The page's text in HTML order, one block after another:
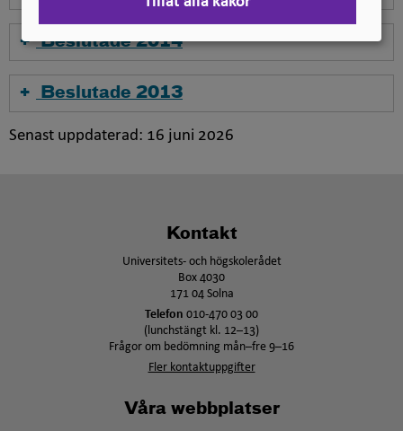
Beslutade 2014
Beslutade 2013
Senast uppdaterad: 16 juni 2026
Kontakt
Universitets- och högskolerådet
Box 4030
171 04 Solna
Telefon 010-470 03 00
(lunchstängt kl. 12–13)
Frågor om bedömning mån–fre 9–16
Fler kontaktuppgifter
Våra webbplatser